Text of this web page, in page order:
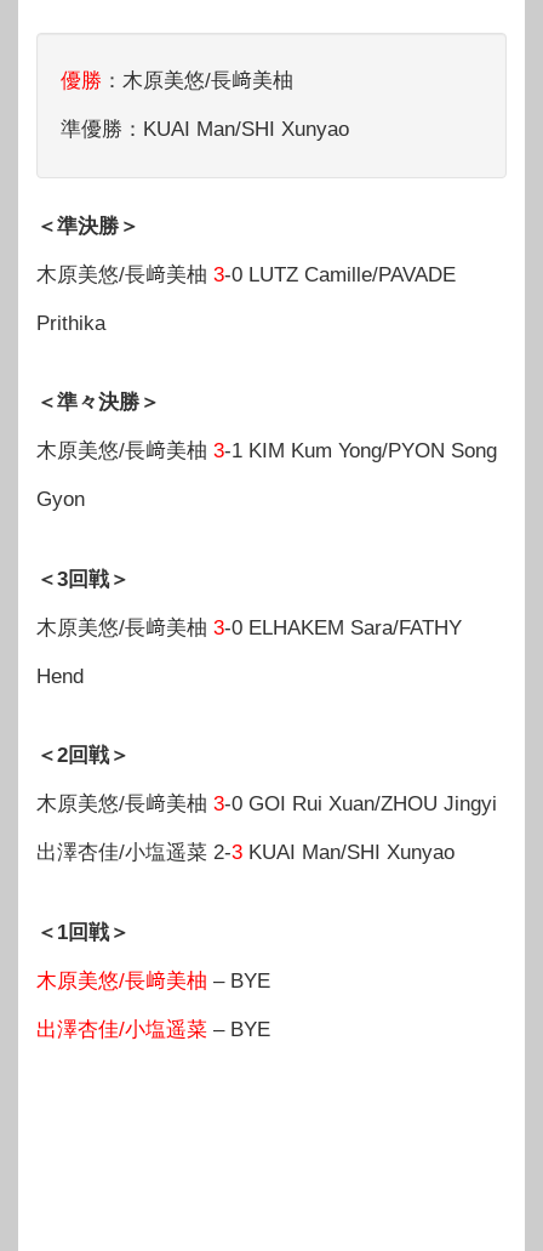
優勝 ：木原美悠/長﨑美柚
準優勝：KUAI Man/SHI Xunyao
＜準決勝＞
木原美悠/長﨑美柚 3-0 LUTZ Camille/PAVADE
Prithika
＜準々決勝＞
木原美悠/長﨑美柚 3-1 KIM Kum Yong/PYON Song
Gyon
＜3回戦＞
木原美悠/長﨑美柚 3-0 ELHAKEM Sara/FATHY
Hend
＜2回戦＞
木原美悠/長﨑美柚 3-0 GOI Rui Xuan/ZHOU Jingyi
出澤杏佳/小塩遥菜 2-3 KUAI Man/SHI Xunyao
＜1回戦＞
木原美悠/長﨑美柚 – BYE
出澤杏佳/小塩遥菜 – BYE